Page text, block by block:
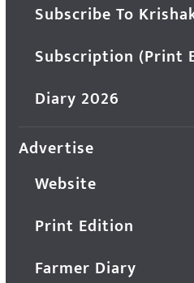
Subscribe To
Subscription (Print
Diary 2026
Advertise
Website
Print Edition
Farmer Diary